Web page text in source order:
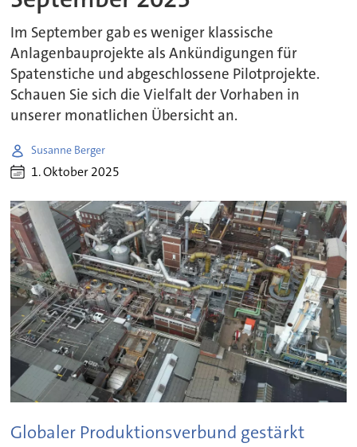
Im September gab es weniger klassische
Anlagenbauprojekte als Ankündigungen für
Spatenstiche und abgeschlossene Pilotprojekte.
Schauen Sie sich die Vielfalt der Vorhaben in
unserer monatlichen Übersicht an.
Susanne Berger
1. Oktober 2025
Globaler Produktionsverbund gestärkt